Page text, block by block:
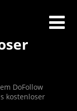
DoFollow
kostenloser